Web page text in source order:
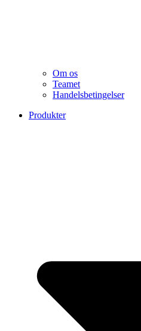
Om os
Teamet
Handelsbetingelser
Produkter